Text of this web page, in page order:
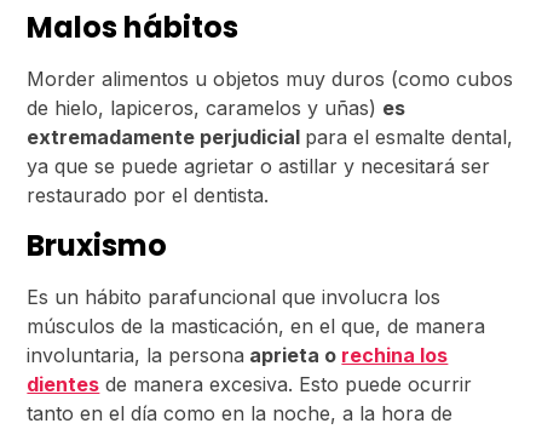
Malos hábitos
Morder alimentos u objetos muy duros (como cubos
de hielo, lapiceros, caramelos y uñas) es
extremadamente perjudicial para el esmalte dental,
ya que se puede agrietar o astillar y necesitará ser
restaurado por el dentista.
Bruxismo
Es un hábito parafuncional que involucra los
músculos de la masticación, en el que, de manera
involuntaria, la persona aprieta o rechina los
dientes de manera excesiva. Esto puede ocurrir
tanto en el día como en la noche, a la hora de